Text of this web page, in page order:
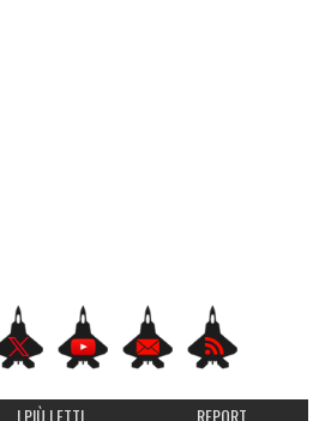
I PIÙ LETTI REPORT